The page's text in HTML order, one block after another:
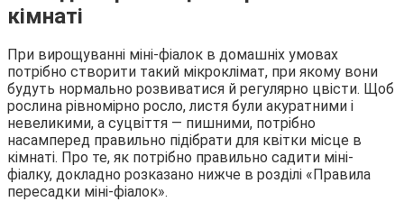
кімнаті
При вирощуванні міні-фіалок в домашніх умовах
потрібно створити такий мікроклімат, при якому вони
будуть нормально розвиватися й регулярно цвісти. Щоб
рослина рівномірно росло, листя були акуратними і
невеликими, а суцвіття — пишними, потрібно
насамперед правильно підібрати для квітки місце в
кімнаті. Про те, як потрібно правильно садити міні-
фіалку, докладно розказано нижче в розділі «Правила
пересадки міні-фіалок».